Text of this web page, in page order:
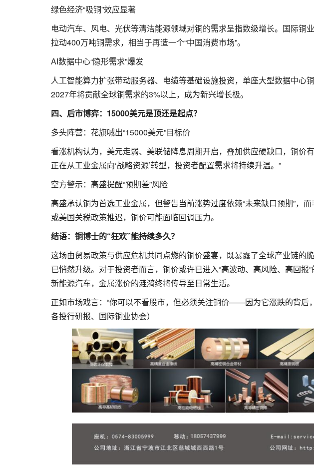
绿色经济“吸铜”效应显著
电动汽车、风电、光伏等清洁能源领域对铜的需求呈指数级增长。国际铜
拉动400万吨铜需求，相当于再造一个“中国消费市场”。
AI数据中心“隐形需求”爆发
人工智能算力扩张带动服务器、电缆等基础设施投资，单座大型数据中心
2027年将贡献全球铜需求的3%以上，成为新兴增长极。
四、后市博弈：15000美元是顶还是起点？
多头阵营：花旗喊出“15000美元”目标价
看涨机构认为，美元走弱、美联储降息周期开启，叠加供应硬缺口，铜价
正在从工业金属向‘战略资源’转型，投资者配置需求将持续升温。”
空方警示：高盛提醒“预期差”风险
高盛承认铜为首选工业金属，但警告当前涨势过度依赖“未来缺口预期”，
或美国关税政策推迟，铜价可能面临回调压力。
结语：铜博士的“狂欢”能持续多久？
这场由贸易政策与供应危机共同点燃的铜价盛宴，既暴露了全球产业链的
已悄然升级。对于投资者而言，铜价或许已进入“高波动、高风险、高回
新能源汽车，金属涨价的涟漪终将传导至日常生活。
正如市场戏言：“你可以不看股市，但必须关注铜价——因为它涨跌的背后
各投行研报、国际铜业协会）